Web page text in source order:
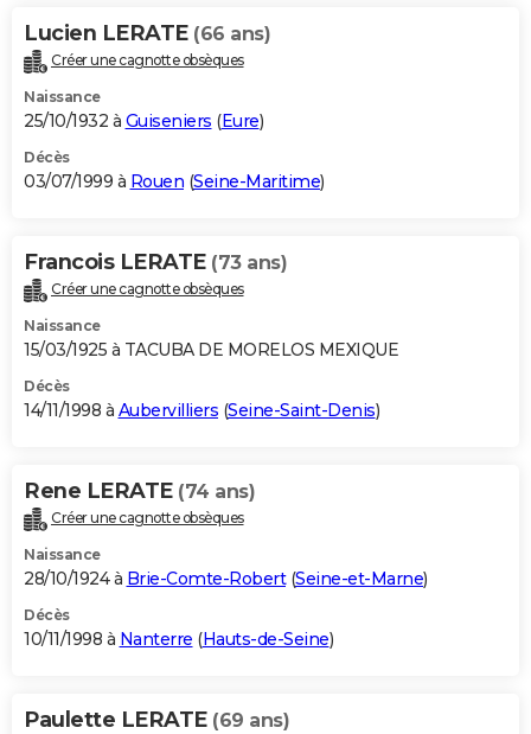
Lucien LERATE (66 ans)
Créer une cagnotte obsèques
Naissance
25/10/1932 à Guiseniers (Eure)
Décès
03/07/1999 à Rouen (Seine-Maritime)
Francois LERATE (73 ans)
Créer une cagnotte obsèques
Naissance
15/03/1925 à TACUBA DE MORELOS MEXIQUE
Décès
14/11/1998 à Aubervilliers (Seine-Saint-Denis)
Rene LERATE (74 ans)
Créer une cagnotte obsèques
Naissance
28/10/1924 à Brie-Comte-Robert(Seine-et-Marne)
Décès
10/11/1998 à Nanterre (Hauts-de-Seine)
Paulette LERATE (69 ans)